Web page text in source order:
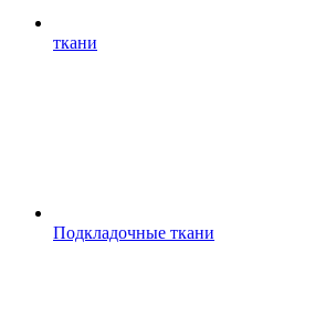
ткани
Подкладочные ткани